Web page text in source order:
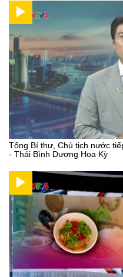
Tổng Bí thư, Chủ tịch nước
- Thái Bình Dương Hoa Kỳ